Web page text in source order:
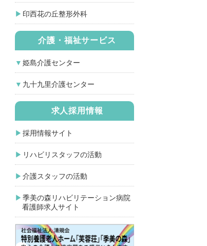
印西花の丘整形外科
介護・福祉サービス
姫島介護センター
九十九里介護センター
求人採用情報
採用情報サイト
リハビリスタッフの活動
介護スタッフの活動
季美の森リハビリテーション病院
看護師求人サイト